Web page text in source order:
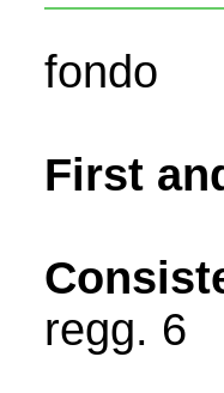
fondo
First
regg. 6